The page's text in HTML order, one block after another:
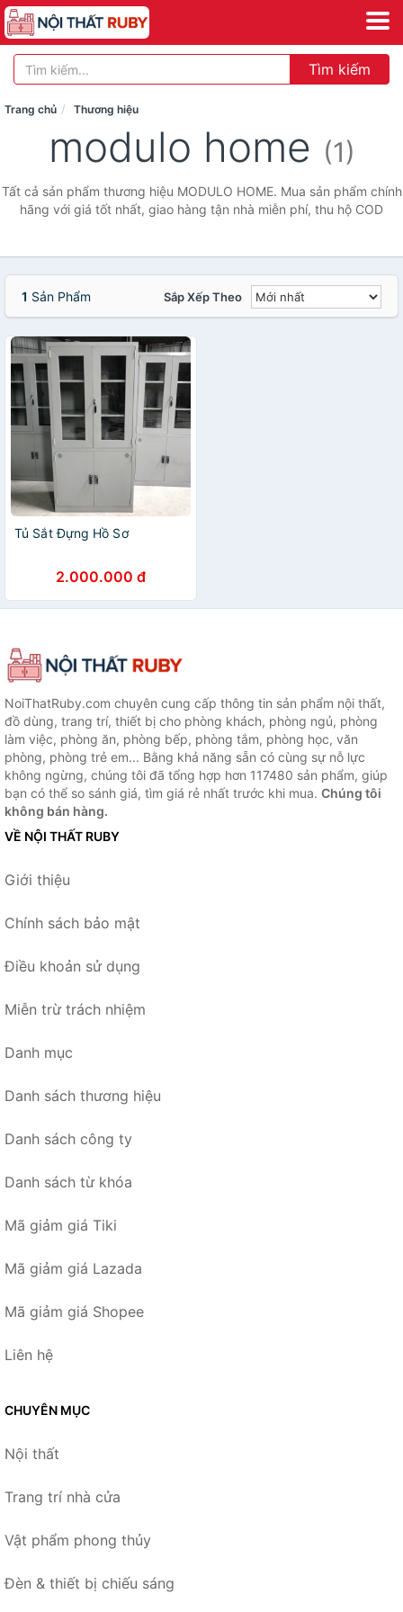
Tìm kiếm
Trang chủ Thương hiệu
modulo home (1)
Tất cả sản phẩm thương hiệu MODULO HOME. Mua sản phẩm chính
hãng với giá tốt nhất, giao hàng tận nhà miễn phí, thu hộ COD
1 Sản Phẩm Sắp Xếp Theo
Tủ Sắt Đựng Hồ Sơ
2.000.000 đ
NoiThatRuby.com chuyên cung cấp thông tin sản phẩm nội thất,
đồ dùng, trang trí, thiết bị cho phòng khách, phòng ngủ, phòng
làm việc, phòng ăn, phòng bếp, phòng tắm, phòng học, văn
phòng, phòng trẻ em... Bằng khả năng sẵn có cùng sự nỗ lực
không ngừng, chúng tôi đã tổng hợp hơn 117480 sản phẩm, giúp
bạn có thể so sánh giá, tìm giá rẻ nhất trước khi mua. Chúng tôi
không bán hàng.
VỀ NỘI THẤT RUBY
Giới thiệu
Chính sách bảo mật
Điều khoản sử dụng
Miễn trừ trách nhiệm
Danh mục
Danh sách thương hiệu
Danh sách công ty
Danh sách từ khóa
Mã giảm giá Tiki
Mã giảm giá Lazada
Mã giảm giá Shopee
Liên hệ
CHUYÊN MỤC
Nội thất
Trang trí nhà cửa
Vật phẩm phong thủy
Đèn & thiết bị chiếu sáng